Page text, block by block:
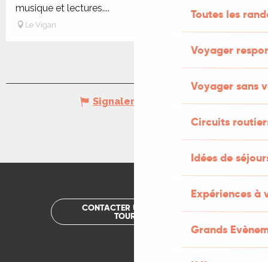
Toutes les
Voyager
Voyager sans
Circuits
Idées de
Expériences à
Grands
musique et lectures....
Le Vigan
Signaler une erreur
CONTACTER UN OFFICE DE
TOURISME